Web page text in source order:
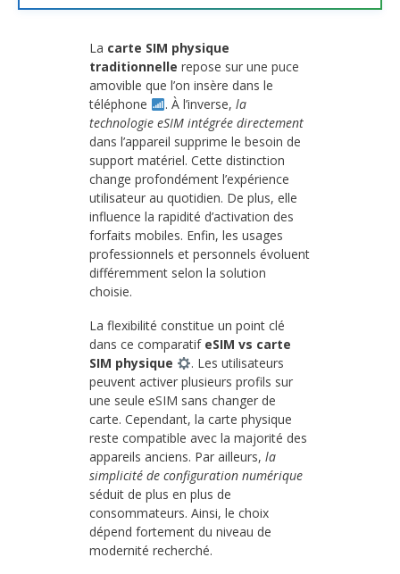
La carte SIM physique
traditionnelle repose sur une puce
amovible que l’on insère dans le
téléphone
. À l’inverse, la
technologie eSIM intégrée directement
dans l’appareil supprime le besoin de
support matériel. Cette distinction
change profondément l’expérience
utilisateur au quotidien. De plus, elle
influence la rapidité d’activation des
forfaits mobiles. Enfin, les usages
professionnels et personnels évoluent
différemment selon la solution
choisie.
La flexibilité constitue un point clé
dans ce comparatif eSIM vs carte
SIM physique
. Les utilisateurs
peuvent activer plusieurs profils sur
une seule eSIM sans changer de
carte. Cependant, la carte physique
reste compatible avec la majorité des
appareils anciens. Par ailleurs, la
simplicité de configuration numérique
séduit de plus en plus de
consommateurs. Ainsi, le choix
dépend fortement du niveau de
modernité recherché.